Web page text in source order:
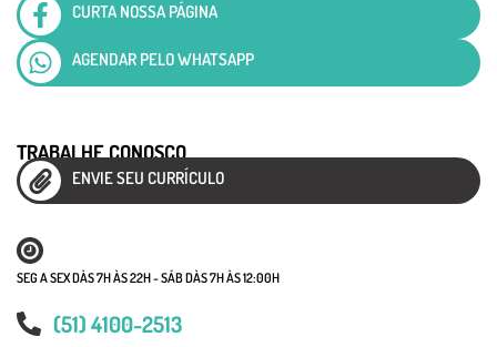
CURTA NOSSA PÁGINA
AGENDAR PELO WHATSAPP
SEG A SEX DÀS 7H ÀS 22H - SÁB DÀS 7H ÀS 12:00H
(51) 4100-2513
TRABALHE CONOSCO
ENVIE SEU CURRÍCULO